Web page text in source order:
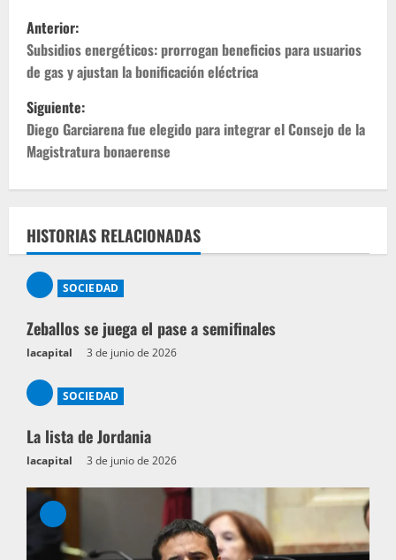
N
a
v
e
g
a
c
i
ó
n
d
e
e
n
t
r
a
d
a
Anterior:
Subsidios energéticos: prorrogan beneficios para usuarios
de gas y ajustan la bonificación eléctrica
Siguiente:
Diego Garciarena fue elegido para integrar el Consejo de la
Magistratura bonaerense
HISTORIAS RELACIONADAS
SOCIEDAD
Zeballos se juega el pase a semifinales
lacapital 3 de junio de 2026
SOCIEDAD
La lista de Jordania
lacapital 3 de junio de 2026